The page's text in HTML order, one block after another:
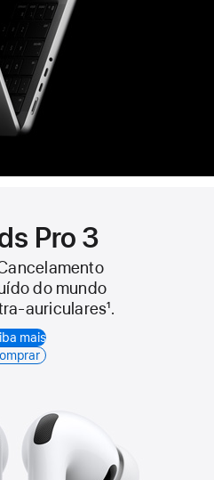
Pro 3
do mundo
1.
mais